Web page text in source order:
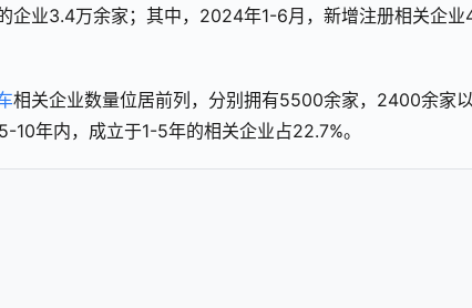
企业3.4万余家；其中，2024年1-6月，新增注册相关企业
相关企业数量位居前列，分别拥有5500余家，2400余家
年内，成立于1-5年的相关企业占22.7%。